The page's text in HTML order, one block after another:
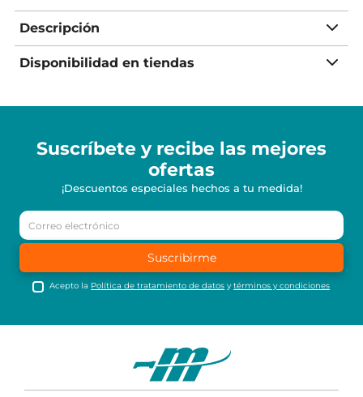
Descripción
Disponibilidad en tiendas
Suscríbete y recibe las mejores
ofertas
¡Descuentos especiales hechos a tu medida!
Suscribirme
Acepto la Política de tratamiento de datos ytérminos y condiciones